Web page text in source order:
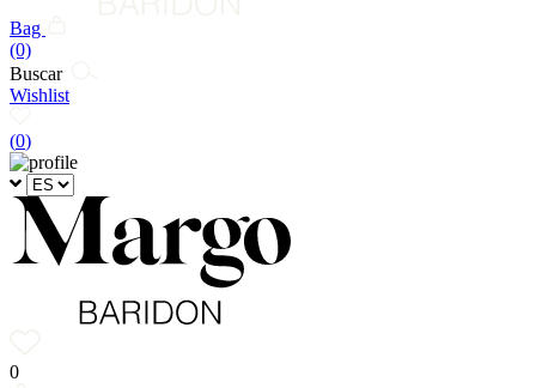
Bag
(0)
Buscar
Wishlist
(0)
0